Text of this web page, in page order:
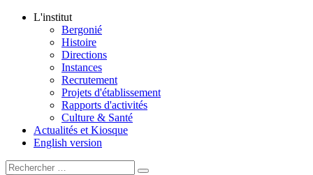
L'institut
Bergonié
Histoire
Directions
Instances
Recrutement
Projets d'établissement
Rapports d'activités
Culture & Santé
Actualités et Kiosque
English version
Rechercher :